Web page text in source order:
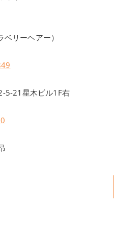
リーヘアー）
5-21星木ビル1F右